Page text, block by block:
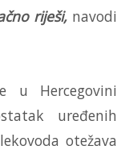
riješi, navodi
u Hercegovini
uređenih
otežava